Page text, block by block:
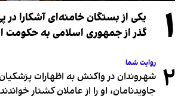
۱
یکی از بستگان خامنه‌ای آشکارا در
گذر از جمهوری اسلامی به
۲ روایت شما
شهروندان در واکنش به اظهارات پزشکیان
جاویدنامان، او را از عاملان کشتار خواندند